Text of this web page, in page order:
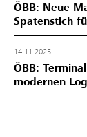
ÖBB: Neue
Spatenstich
14.11.2025
ÖBB:
modernen